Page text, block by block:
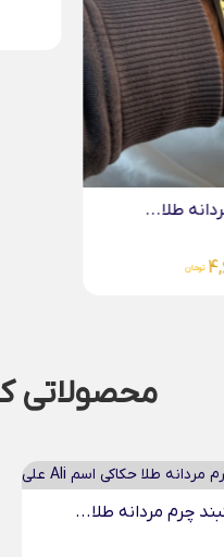
4,644,000 تومان
محصولاتی
دایره حکاکی طلا...